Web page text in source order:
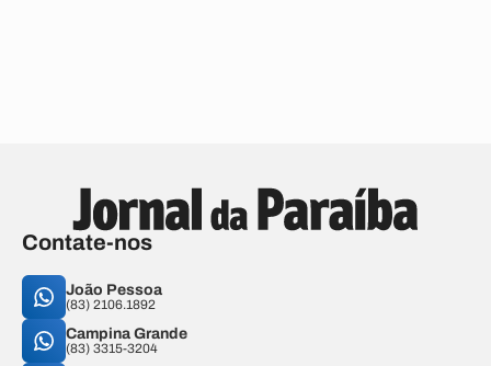
Contate-nos
João Pessoa
(83) 2106.1892
Campina Grande
(83) 3315-3204